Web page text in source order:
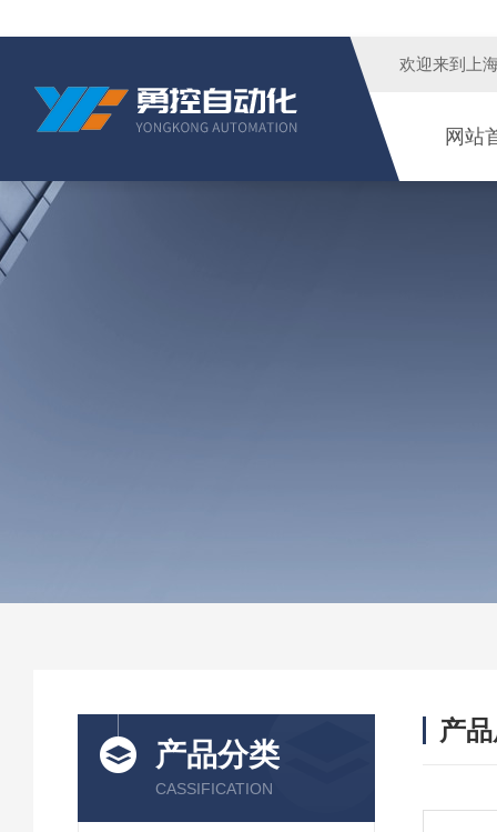
欢迎来到 上
网站
产品分类
CASSIFICATION
产